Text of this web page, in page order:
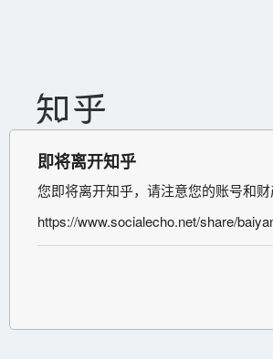
即将离开知乎
您即将离开知乎，请注意您的账号和财
https://www.socialecho.net/share/